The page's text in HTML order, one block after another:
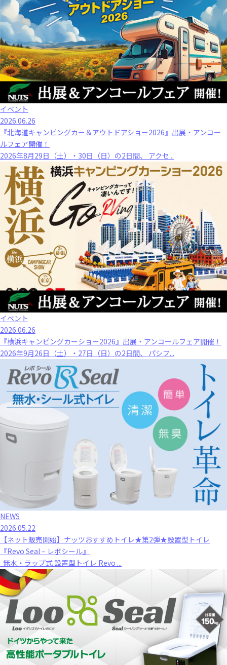
イベント
2026.06.26
『北海道キャンピングカー＆アウトドアショー2026』出展・アンコー
ルフェア開催！
2026年8月29日（土）・30日（日）の2日間、 アクセ...
イベント
2026.06.26
『横浜キャンピングカーショー2026』出展・アンコールフェア開催！
2026年9月26日（土）・27日（日）の2日間、 パシフ...
NEWS
2026.05.22
【ネット販売開始】ナッツおすすめトイレ★第2弾★設置型トイレ
『Revo Seal – レボシール』
無水・ラップ式 設置型トイレ Revo ...